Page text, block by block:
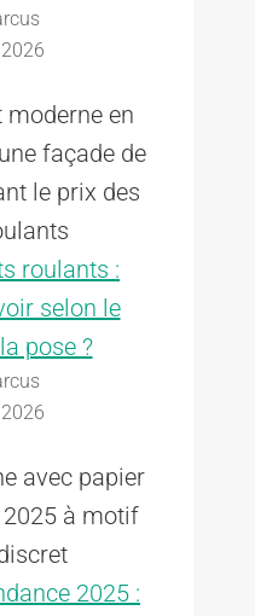
roulants :
selon le
pose ?
2025 :